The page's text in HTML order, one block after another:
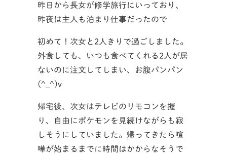
昨日から長女が修学旅行にいっており、
昨夜は主人も泊まり仕事だったので
初めて！次女と2人きりで過ごしました。
外食しても、いつも食べてくれる2人が居
ないのに注文してしまい、お腹パンパン
(^_^)v
帰宅後、次女はテレビのリモコンを握
り、自由にポケモンを見続けながらも寂
しそうにしていました。帰ってきたら喧
嘩が始まるまでに時間はかからなそうで